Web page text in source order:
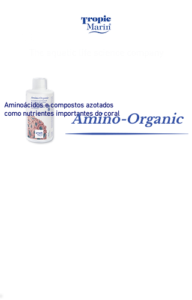
Aminoácidos e compostos azotados
como nutrientes importantes do coralAmino-Organic